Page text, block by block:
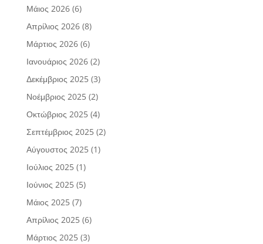
Μάιος 2026(6)
Απρίλιος 2026(8)
Μάρτιος 2026(6)
Ιανουάριος 2026(2)
Δεκέμβριος 2025(3)
Νοέμβριος 2025(2)
Οκτώβριος 2025(4)
Σεπτέμβριος 2025(2)
Αύγουστος 2025(1)
Ιούλιος 2025(1)
Ιούνιος 2025(5)
Μάιος 2025(7)
Απρίλιος 2025(6)
Μάρτιος 2025(3)